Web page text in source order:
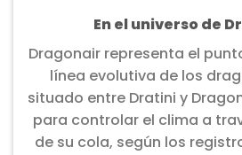
En el universo de
Dragonair representa el
línea evolutiva de los
situado entre Dratini y
para controlar el clima a
de su cola, según los